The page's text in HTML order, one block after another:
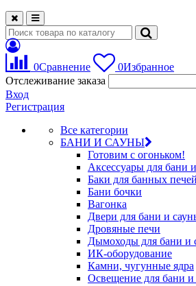
0Сравнение 0Избранное
Отслеживание заказа
Вход
Регистрация
Все категории
БАНИ И САУНЫ
Готовим с огоньком!
Аксессуары для бани
Баки для банных печей
Бани бочки
Вагонка
Двери для бани и
Дровяные печи
Дымоходы для бани и
ИК-оборудование
Камни, чугунные ядра
Освещение для бани и